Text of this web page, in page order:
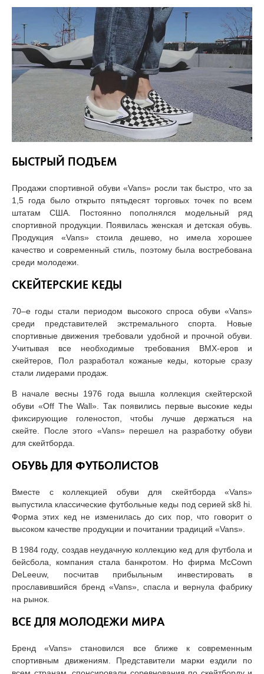
БЫСТРЫЙ ПОДЪЕМ
Продажи спортивной обуви «Vans» росли так быстро, что за
1,5 года было открыто пятьдесят торговых точек по всем
штатам США. Постоянно пополнялся модельный ряд
спортивной продукции. Появилась женская и детская обувь.
Продукция «Vans» стоила дешево, но имела хорошее
качество и современный стиль, поэтому была востребована
среди молодежи.
СКЕЙТЕРСКИЕ КЕДЫ
70–е годы стали периодом высокого спроса обуви «Vans»
среди представителей экстремального спорта. Новые
спортивные движения требовали удобной и прочной обуви.
Учитывая все необходимые требования ВМХ-еров и
скейтеров, Пол разработал кожаные кеды, которые сразу
стали лидерами продаж.
В начале весны 1976 года вышла коллекция скейтерской
обуви «Off The Wall». Так появились первые высокие кеды
фиксирующие голеностоп, чтобы лучше держаться на
скейте. После этого «Vans» перешел на разработку обуви
для скейтборда.
ОБУВЬ ДЛЯ ФУТБОЛИСТОВ
Вместе с коллекцией обуви для скейтборда «Vans»
выпустила классические футбольные кеды под серией sk8 hi.
Форма этих кед не изменилась до сих пор, что говорит о
высоком качестве продукции и почитании традиций «Vans».
В 1984 году, создав неудачную коллекцию кед для футбола и
бейсбола, компания стала банкротом. Но фирма McCown
DeLeeuw, посчитав прибыльным инвестировать в
прославившийся бренд «Vans», спасла и вернула фабрику
на рынок.
ВСЕ ДЛЯ МОЛОДЕЖИ МИРА
Бренд «Vans» становился все ближе к современным
спортивным движениям. Представители марки ездили по